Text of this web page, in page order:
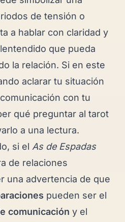
de tensión o
a hablar con claridad y
que pueda
la relación. Si en este
aclarar tu situación
con tu
qué preguntar al tarot
a una lectura.
si el As de Espadas
de relaciones
una advertencia de que
pueden ser el
comunicación y el